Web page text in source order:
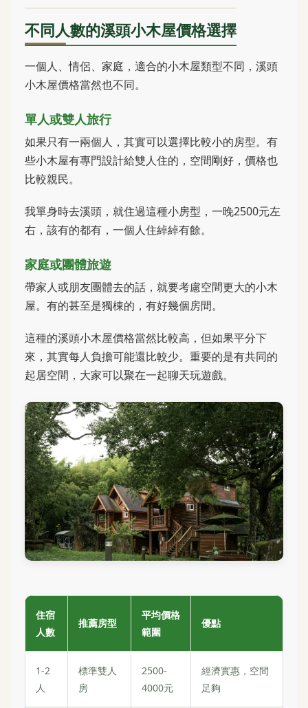
不同人數的溪頭小木屋價格選擇
一個人、情侶、家庭，適合的小木屋類型不同，溪頭
小木屋價格當然也不同。
單人或雙人旅行
如果只有一兩個人，其實可以選擇比較小的房型。有
些小木屋有專門設計給雙人住的，空間剛好，價格也
比較親民。
我單身時去溪頭，就住過這種小房型，一晚2500元左
右，該有的都有，一個人住綽綽有餘。
家庭或團體旅遊
帶家人或朋友團體去的話，就要考慮空間更大的小木
屋。有的甚至是獨棟的，有好幾個房間。
這種的溪頭小木屋價格當然比較高，但如果平分下
來，其實每人負擔可能還比較少。重要的是有共同的
起居空間，大家可以聚在一起聊天玩遊戲。
住宿
人數
推薦房型
平均價格
範圍
優點
1-2
人
標準雙人
房
2500-
4000元
經濟實惠，空間
足夠